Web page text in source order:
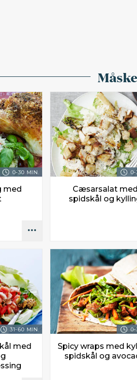
0-30 MIN.
med
Cæsarsalat med
spidskål og
31-60 MIN.
med
0-
Spicy wraps med
spidskål og